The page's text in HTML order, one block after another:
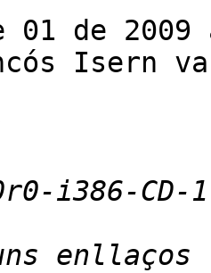
de 2009
Isern va